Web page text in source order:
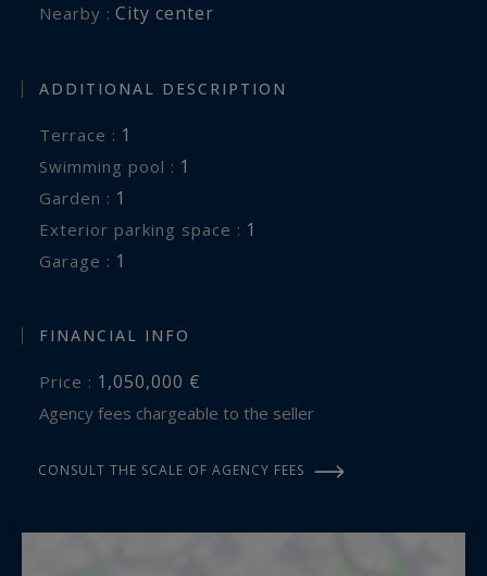
Nearby : City center
ADDITIONAL DESCRIPTION
terrace : 1
swimming pool : 1
garden : 1
exterior parking space : 1
garage : 1
FINANCIAL INFO
Price : 1,050,000 €
Agency fees chargeable to the seller
CONSULT THE SCALE OF AGENCY FEES